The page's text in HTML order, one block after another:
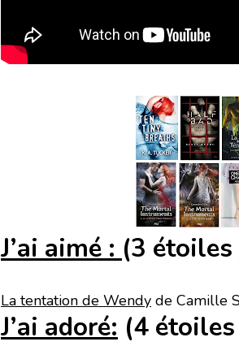
J’ai aimé : (3 étoiles
La tentation de Wendy de Camille
J’ai adoré: (4 étoiles